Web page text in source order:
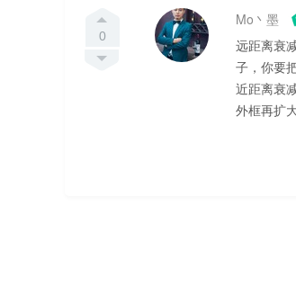
0
Mo丶墨
远距离衰
子，你要
近距离衰
外框再扩